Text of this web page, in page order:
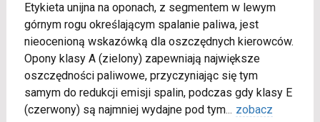
Etykieta unijna na oponach, z segmentem w lewym
górnym rogu określającym spalanie paliwa, jest
nieocenioną wskazówką dla oszczędnych kierowców.
Opony klasy A (zielony) zapewniają największe
oszczędności paliwowe, przyczyniając się tym
samym do redukcji emisji spalin, podczas gdy klasy E
(czerwony) są najmniej wydajne pod tym... zobacz